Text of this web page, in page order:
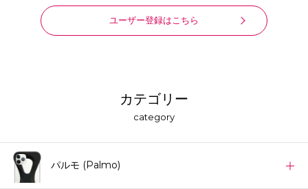
ユーザー登録はこちら
カテゴリー
category
パルモ (Palmo)